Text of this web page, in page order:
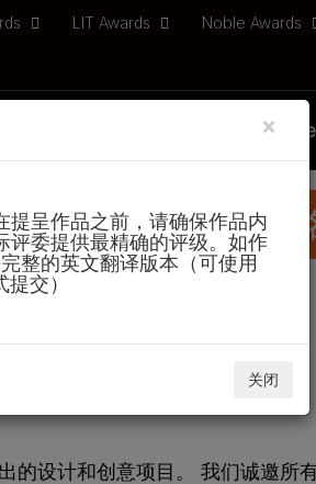
LIT Awards Noble Awards
年9月3日 • 立即报
计奖
设计和创意项目。 我们诚邀所
×
提呈作品之前，请确保作品内
评委提供最精确的评级。如作
整的英文翻译版本（可使用
交）
关闭